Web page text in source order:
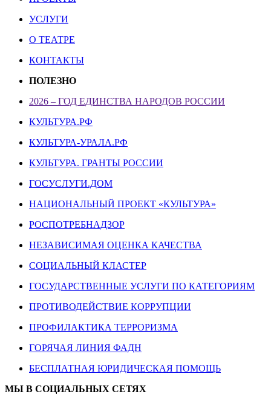
УСЛУГИ
О ТЕАТРЕ
КОНТАКТЫ
ПОЛЕЗНО
2026 – ГОД ЕДИНСТВА НАРОДОВ РОССИИ
КУЛЬТУРА.РФ
КУЛЬТУРА-УРАЛА.РФ
КУЛЬТУРА. ГРАНТЫ РОССИИ
ГОСУСЛУГИ.ДОМ
НАЦИОНАЛЬНЫЙ ПРОЕКТ «КУЛЬТУРА»
РОСПОТРЕБНАДЗОР
НЕЗАВИСИМАЯ ОЦЕНКА КАЧЕСТВА
СОЦИАЛЬНЫЙ КЛАСТЕР
ГОСУДАРСТВЕННЫЕ УСЛУГИ ПО КАТЕГОРИЯМ
ПРОТИВОДЕЙСТВИЕ КОРРУПЦИИ
ПРОФИЛАКТИКА ТЕРРОРИЗМА
ГОРЯЧАЯ ЛИНИЯ ФАДН
БЕСПЛАТНАЯ ЮРИДИЧЕСКАЯ ПОМОЩЬ
МЫ В СОЦИАЛЬНЫХ СЕТЯХ